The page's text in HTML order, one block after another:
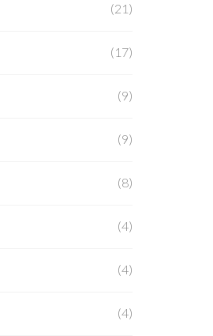
(21)
(17)
(9)
(9)
(8)
(4)
(4)
(4)